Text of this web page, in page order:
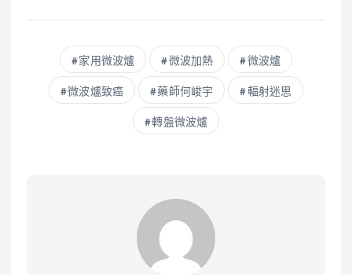
家用微波爐 微波加熱 微波爐
微波爐致癌 藥師何峻宇 輻射迷思
轉盤微波爐